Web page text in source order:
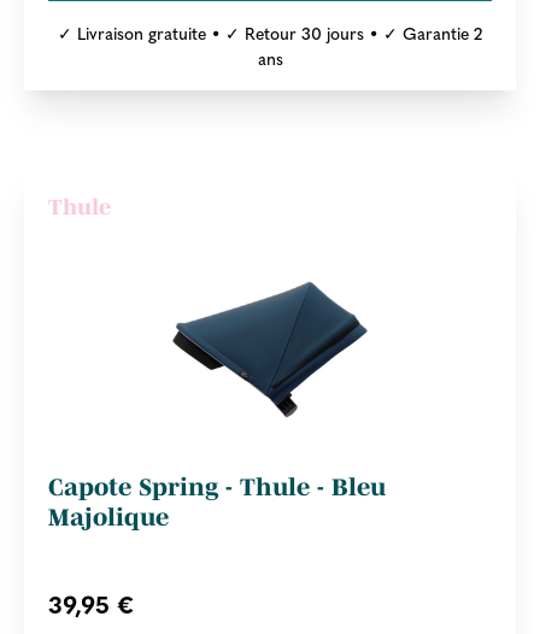
✓ Livraison gratuite • ✓ Retour 30 jours • ✓ Garantie 2
ans
Thule
Capote Spring - Thule - Bleu
Majolique
39,95 €